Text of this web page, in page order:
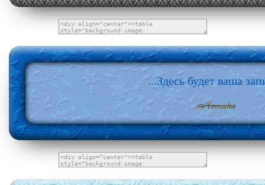
...Здесь будет ваша